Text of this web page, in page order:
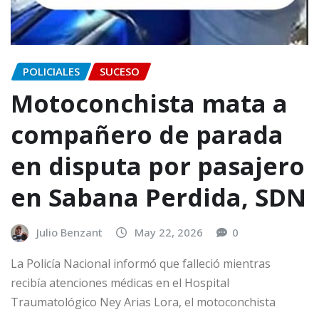
POLICIALES SUCESO
Motoconchista mata a
compañero de parada
en disputa por pasajero
en Sabana Perdida, SDN
Julio Benzant May 22, 2026 0
La Policía Nacional informó que falleció mientras
recibía atenciones médicas en el Hospital
Traumatológico Ney Arias Lora, el motoconchista